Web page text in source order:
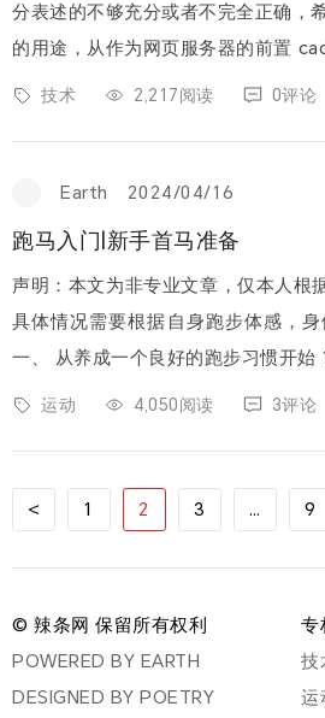
分表述的不够充分或者不完全正确，希望大家
的用途，从作为网页服务器的前置
务器的速度，到为一组人共享网络资源
技术 2,217阅读 0评论
Earth 2024/04/16
跑马入门|新手首马准备
声明：本文为非专业文章，仅本人根
具体情况需要根据自身跑步体感，
一、 从养成一个良好的跑步习惯开始 1.需要了解的几个专业名词 配速例如6’3
0‘’ 则为6分30秒跑完一公里所...
运动 4,050阅读 3评论
文
页
< 1 2 3 … 9
© 辣条网 保留所有权利
POWERED BY EARTH
DESIGNED BY POETRY
专
技
运